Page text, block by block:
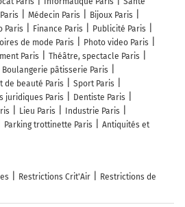
à droite sur Voie Georges
et continuer sur 1,4 kilomètre
à droite sur Voie Georges
et continuer sur 700 mètres
Voie Georges Pompidou sur 3,1
de New York
Médecin Paris
Bijoux Paris
Paris Finance Paris
Publicité Paris
de mode Paris
Photo video Paris
Paris
Théâtre, spectacle Paris
Boulangerie pâtisserie Paris
de beauté Paris
Sport Paris
juridiques Paris
Dentiste Paris
Lieu Paris
Industrie Paris
Parking trottinette Paris
Antiquités et
Restrictions Crit'Air
Restrictions de